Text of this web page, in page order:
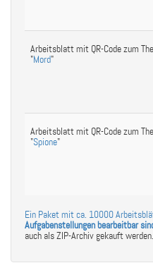
Arbeitsblatt mit QR-Code zum
"Mord"
Arbeitsblatt mit QR-Code zum
"Spione"
Ein Paket mit ca. 10000
Aufgabenstellungen bearbeitbar
auch als ZIP-Archiv gekauft werden.